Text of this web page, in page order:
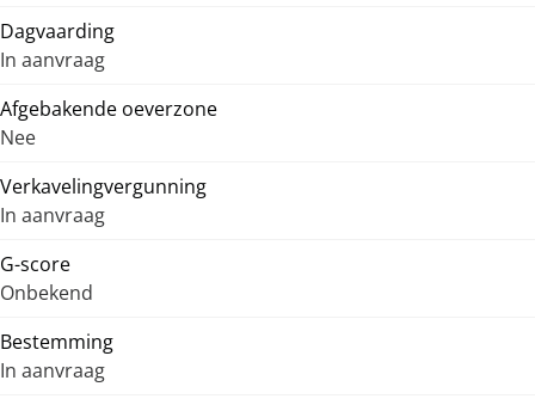
Dagvaarding
In aanvraag
Afgebakende oeverzone
Nee
Verkavelingvergunning
In aanvraag
G-score
Onbekend
Bestemming
In aanvraag